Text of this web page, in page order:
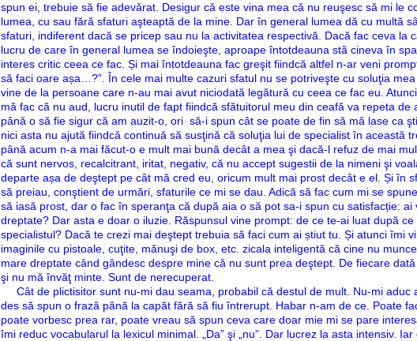
spun ei, trebuie să fie adevărat. Desigur că este vina mea că nu reuşesc să mi le
lumea, cu sau fără sfaturi aşteaptă de la mine. Dar în general lumea dă cu multă
sfaturi, indiferent dacă se pricep sau nu la activitatea respectivă. Dacă fac ceva la
lucru de care în general lumea se îndoieşte, aproape întotdeauna stă cineva în
interes critic ceea ce fac. Și mai întotdeauna fac greşit fiindcă altfel n-ar veni
să faci oare așa…?”. În cele mai multe cazuri sfatul nu se potriveşte cu soluţia
vine de la persoane care n-au mai avut niciodată legătură cu ceea ce fac eu.
mă fac că nu aud, lucru inutil de fapt fiindcă sfătuitorul meu din ceafă va repeta de
până o să fie sigur că am auzit-o, ori să-i spun cât se poate de fin să mă lase ca
nici asta nu ajută fiindcă continuă să susţină că soluţia lui de specialist în această
până acum n-a mai făcut-o e mult mai bună decât a mea şi dacă-l refuz de mai
că sunt nervos, recalcitrant, iritat, negativ, că nu accept sugestii de la nimeni şi
departe așa de deştept pe cât mă cred eu, oricum mult mai prost decât e el. Și în
să preiau, conştient de urmări, sfaturile ce mi se dau. Adică să fac cum mi se
să iasă prost, dar o fac în speranţa că după aia o să pot sa-i spun cu satisfacție: ai
dreptate? Dar asta e doar o iluzie. Răspunsul vine prompt: de ce te-ai luat după
specialistul? Dacă te crezi mai deştept trebuia să faci cum ai știut tu. Și atunci îmi
imaginile cu pistoale, cuţite, mănuşi de box, etc. zicala inteligentă că cine nu
mare dreptate când gândesc despre mine că nu sunt prea deştept. De fiecare
şi nu mă învăţ minte. Sunt de nerecuperat.
Cât de plictisitor sunt nu-mi dau seama, probabil că destul de mult. Nu-mi aduc
des să spun o frază până la capăt fără să fiu întrerupt. Habar n-am de ce. Poate
poate vorbesc prea rar, poate vreau să spun ceva care doar mie mi se pare
îmi reduc vocabularul la lexicul minimal. „Da” şi „nu”. Dar lucrez la asta intensiv.